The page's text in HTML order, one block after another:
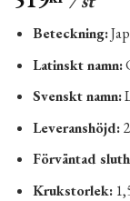
Beteckning:
Latinskt namn:
Svenskt namn:
Leveranshöjd:
Förväntad
Krukstorlek: